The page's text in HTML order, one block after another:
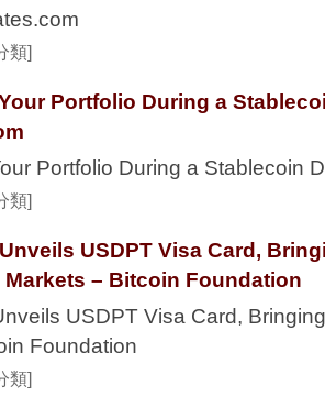
類]
Portfolio During a
Portfolio During a Stablecoin
類]
USDPT Visa Card,
Markets – Bitcoin Foundation
USDPT Visa Card,
Foundation
類]